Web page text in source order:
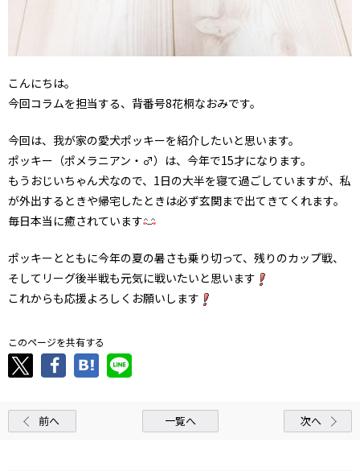
こんにちは。
今回コラムを担当する、背番号8花桐なおみです。
今回は、我が家の愛犬ポッキーを紹介したいと思います。
ポッキー（ポメラニアン・♂）は、今年で15才になります。
もうおじいちゃん犬なので、1日の大半を寝て過ごしていますが、私
が外出するときや帰宅したときは必ず玄関まで出てきてくれます。
毎日本当に癒されています
ポッキーとともに今年の夏の暑さも乗り切って、残りのカップ戦、
そしてリーグ後半戦も元気に戦いたいと思います
これからも応援よろしくお願いします
このページを共有する
前へ 一覧へ 次へ